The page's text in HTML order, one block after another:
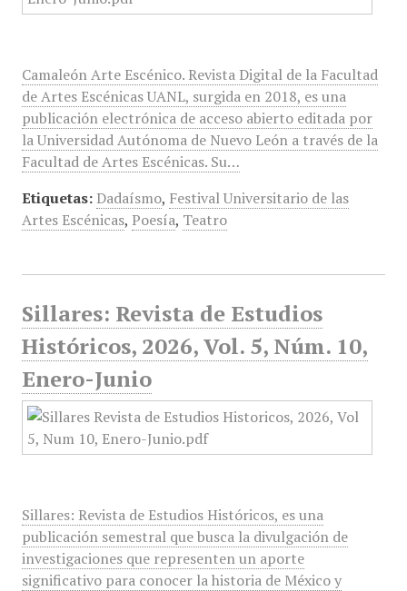
Camaleón Arte Escénico. Revista Digital de la Facultad
de Artes Escénicas UANL, surgida en 2018, es una
publicación electrónica de acceso abierto editada por
la Universidad Autónoma de Nuevo León a través de la
Facultad de Artes Escénicas. Su…
Etiquetas: Dadaísmo, Festival Universitario de las
Artes Escénicas, Poesía, Teatro
Sillares: Revista de Estudios
Históricos, 2026, Vol. 5, Núm. 10,
Enero-Junio
Sillares: Revista de Estudios Históricos, es una
publicación semestral que busca la divulgación de
investigaciones que representen un aporte
significativo para conocer la historia de México y